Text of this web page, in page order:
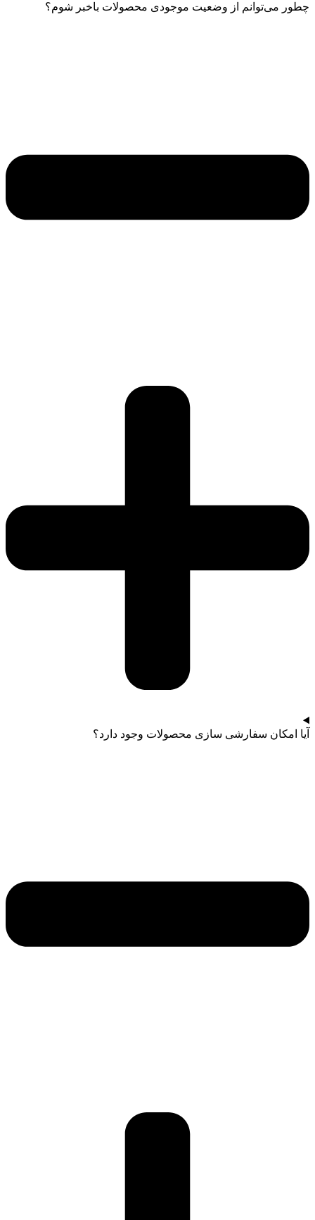
چطور می‌توانم از وضعیت موجودی محصولات باخبر شوم؟
آیا امکان سفارشی سازی محصولات وجود دارد؟